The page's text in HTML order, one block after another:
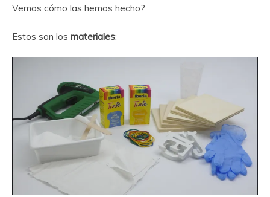
Vemos cómo las hemos hecho?
Estos son los materiales: